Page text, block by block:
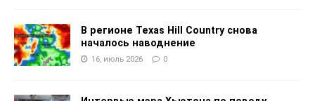
В регионе Texas Hill Country снова
началось наводнение
16, июль 2026 0